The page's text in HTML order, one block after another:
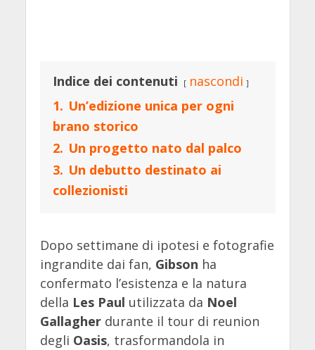
Indice dei contenuti
nascondi
1. Un’edizione unica per ogni
brano storico
2. Un progetto nato dal palco
3. Un debutto destinato ai
collezionisti
Dopo settimane di ipotesi e fotografie
ingrandite dai fan, Gibson ha
confermato l’esistenza e la natura
della Les Paul utilizzata da Noel
Gallagherdurante il tour di reunion
degli Oasis, trasformandola in